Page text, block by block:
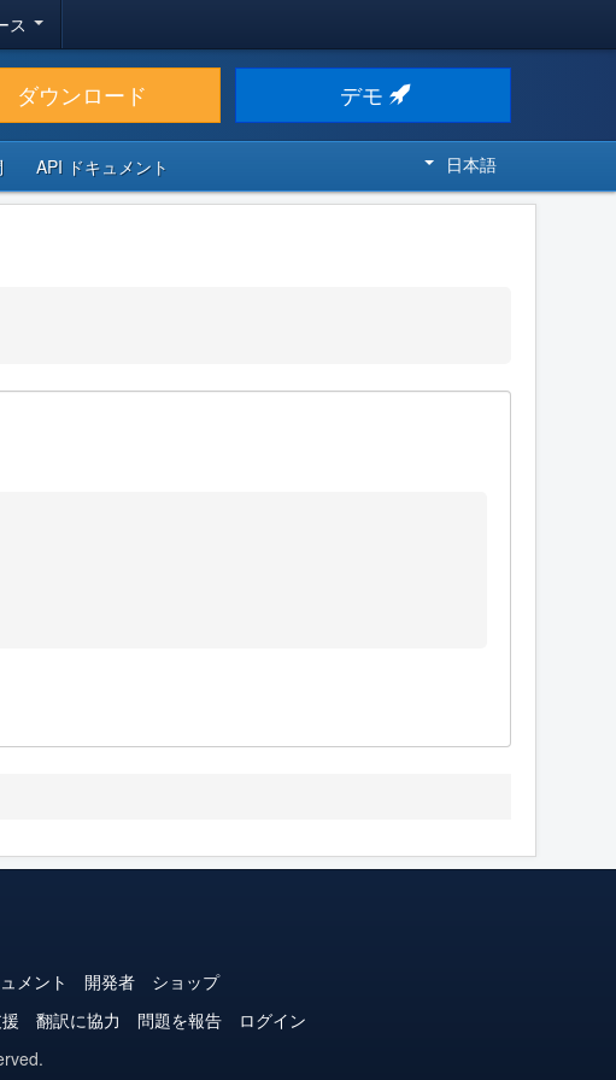
ス
ダウンロード デモ
API ドキュメント 日本語
メント 開発者
ショップ
翻訳に協力 問題を報告
ログイン